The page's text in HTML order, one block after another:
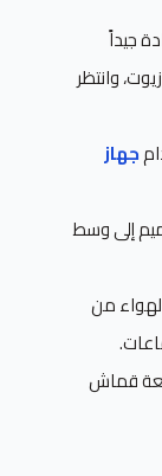
جيداً
وانتظر
جهاز
إلى وسط
من
قماش